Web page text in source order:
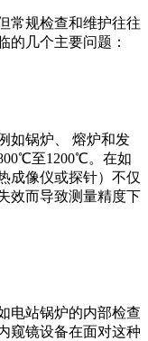
常规检查和维护往往
的几个主要问题：
如锅炉、 熔炉和发
至1200℃。在如
成像仪或探针）不仅
效而导致测量精度下
电站锅炉的内部检查
窥镜设备在面对这种